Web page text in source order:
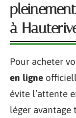
à
Pour acheter
en ligne
évite l’attente
léger avantage